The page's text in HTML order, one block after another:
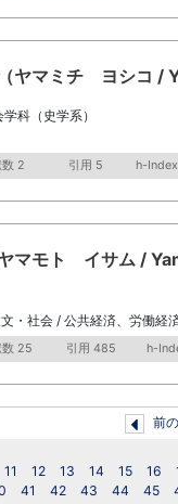
ヤマミチ ヨシコ /
科（史学系）
2 引用 5 h-
マモト イサム /
・社会 / 公共経済、労働経
数 25 引用 485 h-
前
11 12 13 14 15 16
41 42 43 44 45